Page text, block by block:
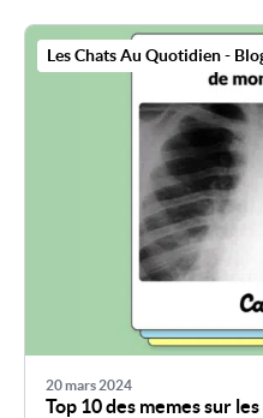
Les Chats Au Quotidien -
20 mars 2024
Top 10 des memes sur